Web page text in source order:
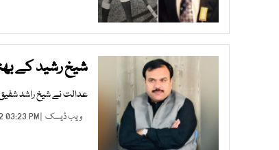
شیخ رشید کے بھتیجے راشد
عدالت نے شیخ راشد
ویب ڈیسک | FEB 10, 2022 03:23 PM |